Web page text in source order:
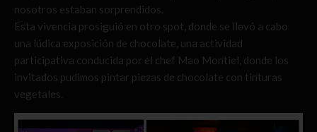
nosotros estaban sorprendidos.
Esta vivencia prosiguió en otro spot, donde se llevó a cabo
una lúdica exposición de chocolate, una actividad
participativa conducida por el chef Mao Montiel, donde los
invitados pudimos pintar piezas de chocolate con tinturas
vegetales.